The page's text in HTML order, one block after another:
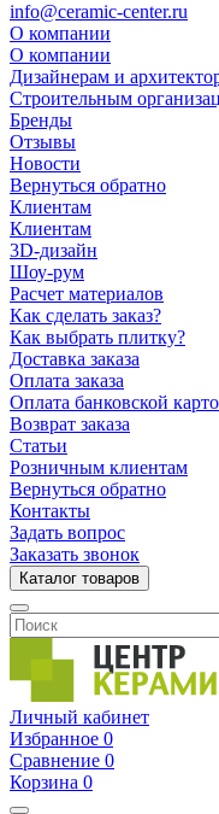
info@ceramic-center.ru
О компании
О компании
Дизайнерам и
Строительным
Бренды
Отзывы
Новости
Вернуться обратно
Клиентам
Клиентам
3D-дизайн
Шоу-рум
Расчет материалов
Как сделать заказ?
Как выбрать плитку?
Доставка заказа
Оплата заказа
Оплата банковской
Возврат заказа
Статьи
Розничным клиентам
Вернуться обратно
Контакты
Задать вопрос
Заказать звонок
Каталог товаров
Личный кабинет
Избранное 0
Сравнение 0
Корзина 0